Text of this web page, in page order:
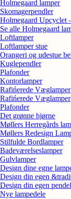
Holmegaard lamper
Skomagerpendler
Holmegaard Upcyclet
Se alle Holmegaard
Loftlamper
Loftlamper stue
Orangeri og udestue
Kuglependler
Plafonder
Kontorlamper
Rafińerede Væglamper
Rafińerede Væglamper
Plafonder
Det grønne hjørne
Møllers Herregårds
Møllers Redesign
Stilfulde Bordlamper
Badeværelseslamper
Gulvlamper
Design dine egne
Design din egen
Design din egen
Nye lampedele